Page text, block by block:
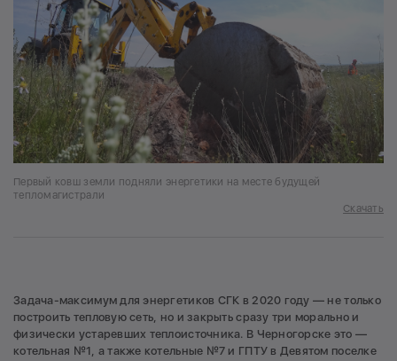
Первый ковш земли подняли энергетики на месте будущей
тепломагистрали
Скачать
Задача-максимум для энергетиков СГК в 2020 году — не только
построить тепловую сеть, но и закрыть сразу три морально и
физически устаревших теплоисточника. В Черногорске это —
котельная №1, а также котельные №7 и ГПТУ в Девятом поселке